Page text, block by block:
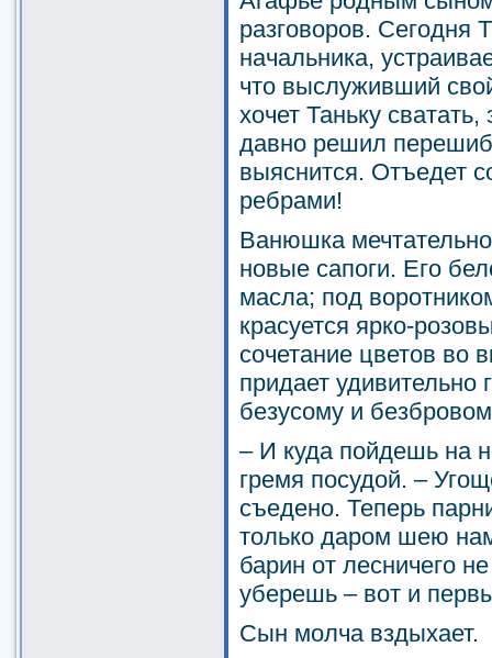
разговоров. Сегодня
начальника,
что выслуживший
хочет Таньку
давно решил
выяснится. Отъедет
ребрами!
Ванюшка
новые сапоги. Его
масла; под
красуется ярко-
сочетание цветов во
придает удивительно
безусому и
– И куда пойдешь на
гремя посудой. –
съедено. Теперь
только даром шею
барин от лесничего
уберешь – вот и
Сын молча вздыхает.